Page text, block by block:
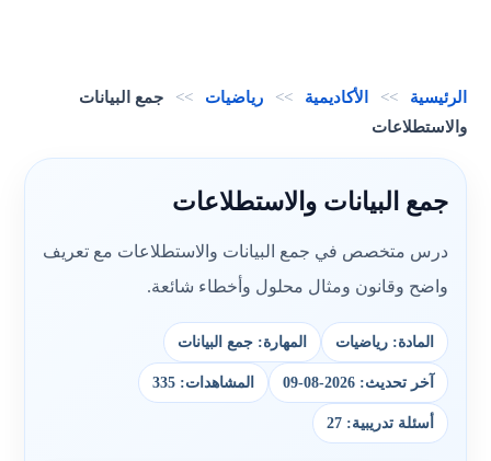
الرئيسية >> الأكاديمية >> رياضيات >>
جمع البيانات
والاستطلاعات
جمع البيانات والاستطلاعات
درس متخصص في جمع البيانات والاستطلاعات مع تعريف
واضح وقانون ومثال محلول وأخطاء شائعة.
المادة: رياضيات المهارة: جمع البيانات
آخر تحديث: 2026-08-09 المشاهدات: 335
أسئلة تدريبية: 27